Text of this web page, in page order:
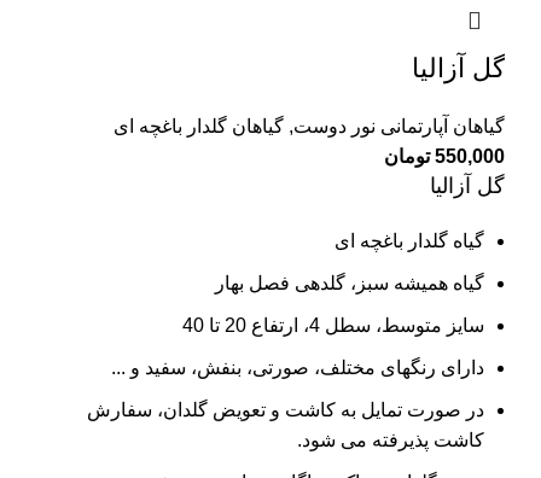
گل آزالیا
گیاهان آپارتمانی نور دوست, گیاهان گلدار باغچه ای
550,000 تومان
گل آزالیا
گیاه گلدار باغچه ای
گیاه همیشه سبز، گلدهی فصل بهار
سایز متوسط، سطل 4، ارتفاع 20 تا 40
دارای رنگهای مختلف، صورتی، بنفش، سفید و ...
در صورت تمایل به کاشت و تعویض گلدان، سفارش
کاشت پذیرفته می شود.